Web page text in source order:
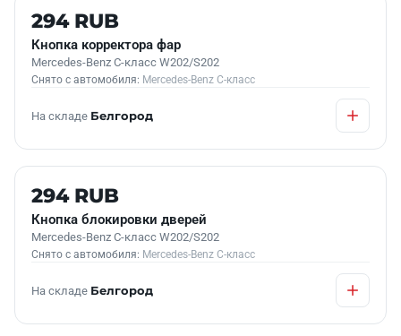
Б/У В НАЛИЧИИ
294 RUB
Кнопка корректора фар
Mercedes-Benz C-класс W202/S202
Снято с автомобиля: Mercedes-Benz C-класс
На складе Белгород
Б/У В НАЛИЧИИ
294 RUB
Кнопка блокировки дверей
Mercedes-Benz C-класс W202/S202
Снято с автомобиля: Mercedes-Benz C-класс
На складе Белгород